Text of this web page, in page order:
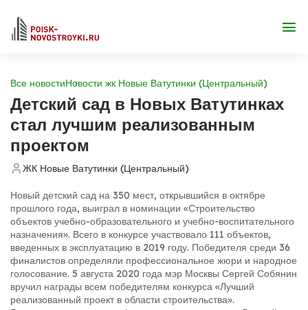
Все новостиНовости жк Новые Ватутинки (Центральный)
Детский сад в Новых Ватутинках
стал лучшим реализованным
проектом
ЖК Новые Ватутинки (Центральный)
Новый детский сад на 350 мест, открывшийся в октябре
прошлого года, выиграл в номинации «Строительство
объектов учебно-образовательного и учебно-воспитательного
назначения». Всего в конкурсе участвовало 111 объектов,
введенных в эксплуатацию в 2019 году. Победителя среди 36
финалистов определяли профессиональное жюри и народное
голосование. 5 августа 2020 года мэр Москвы Сергей Собянин
вручил награды всем победителям конкурса «Лучший
реализованный проект в области строительства».